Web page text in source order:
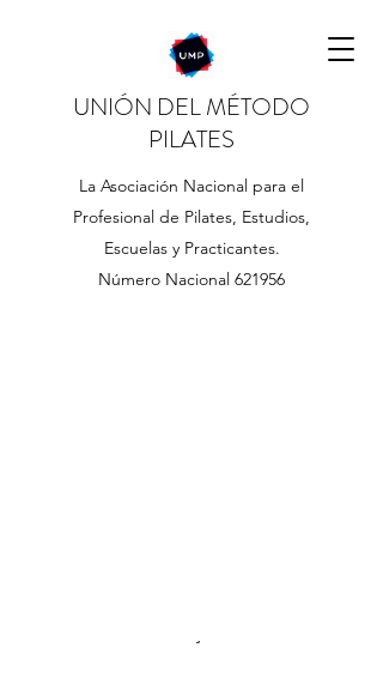
UNIÓN DEL MÉTODO
PILATES
La Asociación Nacional para el
Profesional de Pilates, Estudios,
Escuelas y Practicantes.
Número Nacional 621956